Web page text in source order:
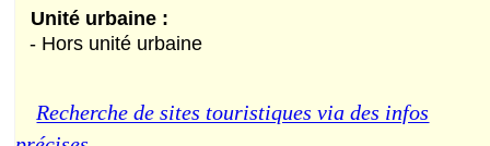
Unité urbaine :
- Hors unité urbaine
Recherche de sites touristiques via des infos